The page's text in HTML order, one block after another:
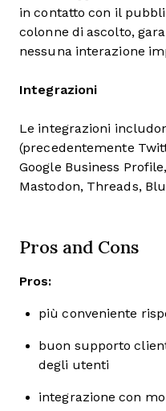
in contatto con il
colonne di ascolto,
nessuna interazione
Integrazioni
Le integrazioni
(precedentemente
Google Business
Mastodon, Threads,
Pros and Cons
Pros:
più conveniente
buon supporto
degli utenti
integrazione con